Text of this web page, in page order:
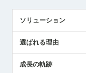
ソリューション
解決策提案
選ばれる理由
成長の軌跡